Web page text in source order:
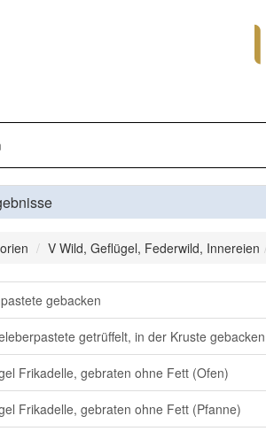
V Wild, Geflügel, Federwild, Innereien
gebacken
getrüffelt, in der Kruste gebacken
Frikadelle, gebraten ohne Fett (Ofen)
Frikadelle, gebraten ohne Fett (Pfanne)